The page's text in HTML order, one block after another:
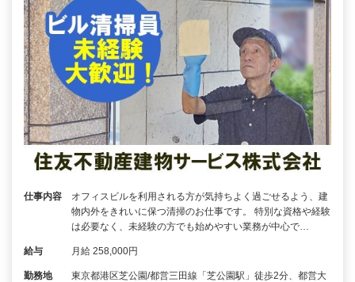
仕事内容
オフィスビルを利用される方が気持ちよく過ごせるよう、建
物内外をきれいに保つ清掃のお仕事です。 特別な資格や経験
は必要なく、未経験の方でも始めやすい業務が中心で…
給与 月給 258,000円
勤務地
東京都港区芝公園/都営三田線「芝公園駅」徒歩2分、都営大